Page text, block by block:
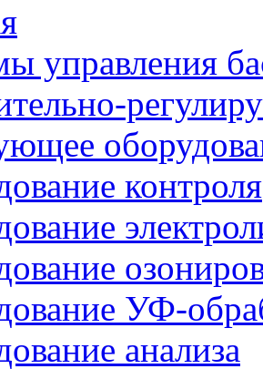
управления
контроля
УФ-
анализа